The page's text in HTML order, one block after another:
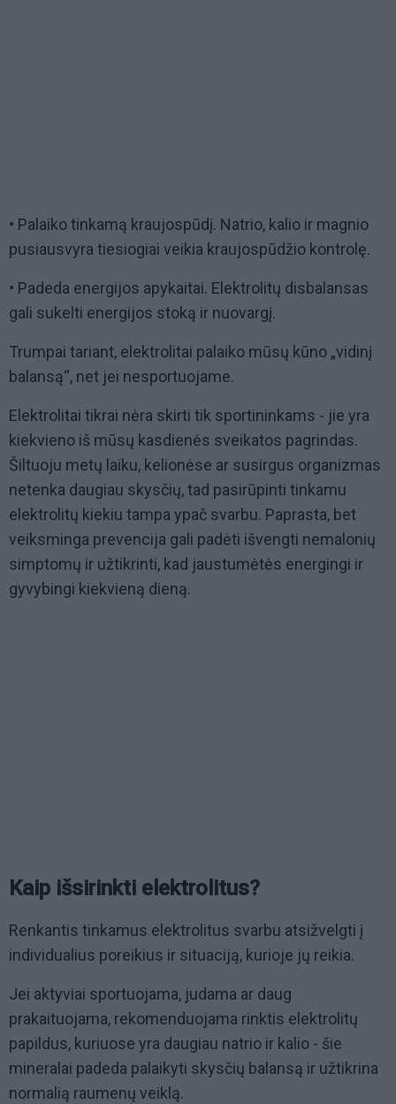
• Palaiko tinkamą kraujospūdį. Natrio, kalio ir magnio
pusiausvyra tiesiogiai veikia kraujospūdžio kontrolę.
• Padeda energijos apykaitai. Elektrolitų disbalansas
gali sukelti energijos stoką ir nuovargį.
Trumpai tariant, elektrolitai palaiko mūsų kūno „vidinį
balansą“, net jei nesportuojame.
Elektrolitai tikrai nėra skirti tik sportininkams - jie yra
kiekvieno iš mūsų kasdienės sveikatos pagrindas.
Šiltuoju metų laiku, kelionėse ar susirgus organizmas
netenka daugiau skysčių, tad pasirūpinti tinkamu
elektrolitų kiekiu tampa ypač svarbu. Paprasta, bet
veiksminga prevencija gali padėti išvengti nemalonių
simptomų ir užtikrinti, kad jaustumėtės energingi ir
gyvybingi kiekvieną dieną.
Kaip išsirinkti elektrolitus?
Renkantis tinkamus elektrolitus svarbu atsižvelgti į
individualius poreikius ir situaciją, kurioje jų reikia.
Jei aktyviai sportuojama, judama ar daug
prakaituojama, rekomenduojama rinktis elektrolitų
papildus, kuriuose yra daugiau natrio ir kalio - šie
mineralai padeda palaikyti skysčių balansą ir užtikrina
normalią raumenų veiklą.